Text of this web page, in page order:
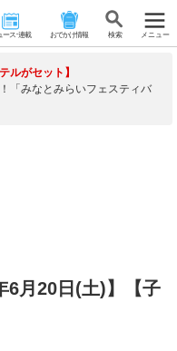
ース･連載 おでかけ情報 検 索 メニュー
ルがセット】
「みなとみらいフェスティバ
6月20日(土)】【子